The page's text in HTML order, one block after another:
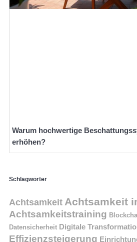
Warum hochwertige
erhöhen?
Schlagwörter
Achtsamkeit Achtsamkeit
Achtsamkeitstraining
Datensicherheit Digitale
Effizienzsteigerung